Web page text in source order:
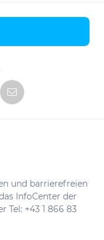
und barrierefreien
InfoCenter der
+43 1 866 83